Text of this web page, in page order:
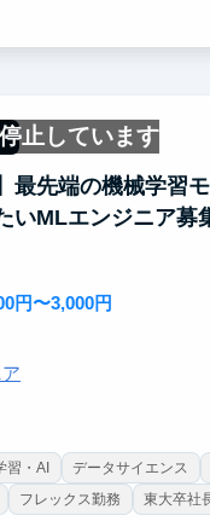
止しています
最先端の機械学習
いMLエンジニア募
円〜3,000円
習・AI データサイエンス
フレックス勤務 東大卒社